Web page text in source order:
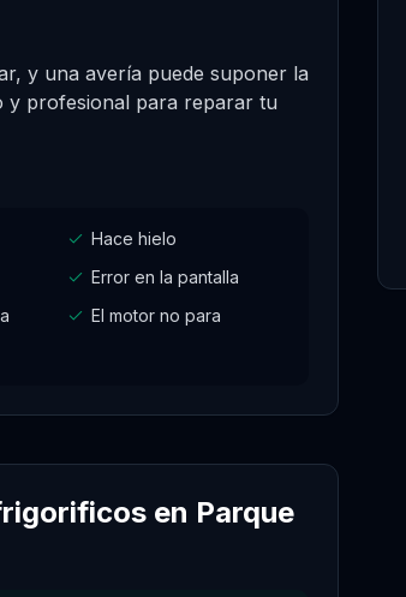
y una avería puede suponer la
y profesional para reparar tu
Hace hielo
Error en la pantalla
El motor no para
en Parque